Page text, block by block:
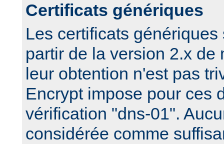
Certificats génériques
Les certificats
partir de la version 2.x de
leur obtention n'est pas
Encrypt impose pour ces
vérification "dns-01".
considérée comme